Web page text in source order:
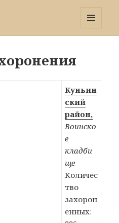
Куньин
ский
район,
Воинско
е
кладби
ще
Количес
тво
захорон
енных: